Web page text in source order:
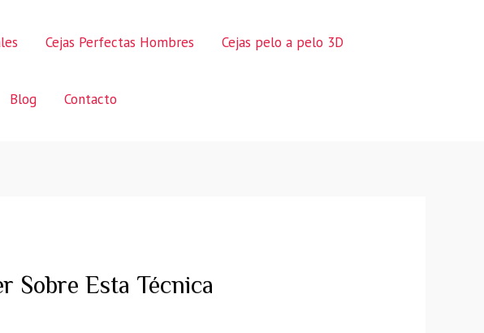
Cejas Perfectas Hombres Cejas pelo a pelo 3D
Blog Contacto
Sobre Esta Técnica